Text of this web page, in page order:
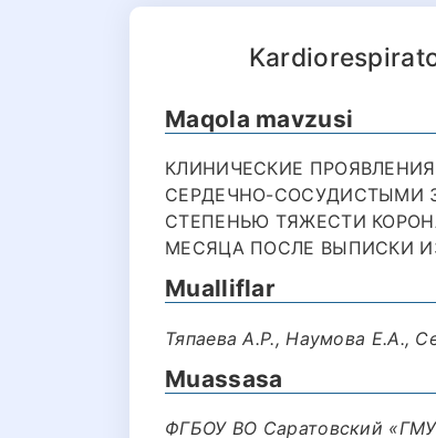
Maqola mavzusi
КЛИНИЧЕСКИЕ
СЕРДЕЧНО-СОСУДИСТЫМИ
СТЕПЕНЬЮ ТЯЖЕСТИ
МЕСЯЦА ПОСЛЕ ВЫПИСКИ
Mualliflar
Тяпаева А.Р., Наумова Е.А.,
Muassasa
ФГБОУ ВО Саратовский